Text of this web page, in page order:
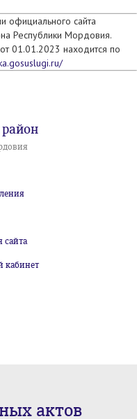
официального сайта
Республики Мордовия.
01.01.2023 находится по
сайта
кабинет
актов